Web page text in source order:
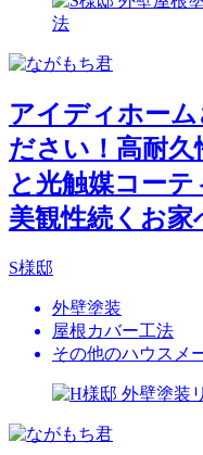
アイディホー
ださい！高耐
と光触媒コー
美観性続くお家
S様邸
外壁塗装
屋根カバー工法
その他のハウスメ